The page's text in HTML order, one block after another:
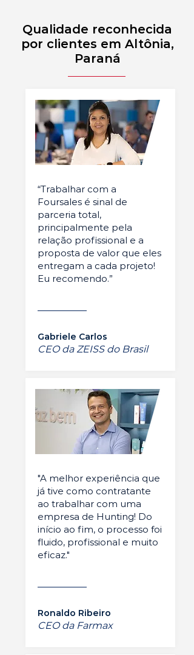
Qualidade reconhecida
por clientes em Altônia,
Paraná
“Trabalhar com a
Foursales é sinal de
parceria total,
principalmente pela
relação profissional e a
proposta de valor que eles
entregam a cada projeto!
Eu recomendo.”
Gabriele Carlos
CEO da ZEISS do Brasil
"A melhor experiência que
já tive como contratante
ao trabalhar com uma
empresa de Hunting! Do
início ao fim, o processo foi
fluido, profissional e muito
eficaz."
Ronaldo Ribeiro
CEO da Farmax